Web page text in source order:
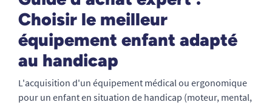
Choisir le meilleur
équipement enfant adapté
au handicap
L'acquisition d'un équipement médical ou ergonomique
pour un enfant en situation de handicap (moteur, mental,